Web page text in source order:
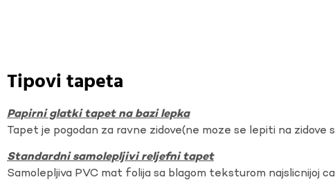
Tipovi tapeta
Papirni glatki tapet na bazi lepka
Tapet je pogodan za ravne zidove(ne moze se lepiti na zidove
Standardni samolepljivi reljefni tapet
Samolepljiva PVC mat folija sa blagom teksturom najslicnijoj